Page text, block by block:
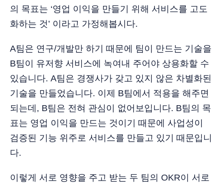
의 목표는 ‘영업 이익을 만들기 위해 서비스를 고도
화하는 것’ 이라고 가정해봅시다.
A팀은 연구/개발만 하기 때문에 팀이 만드는 기술을
B팀이 유저향 서비스에 녹여내 주어야 상용화할 수
있습니다. A팀은 경쟁사가 갖고 있지 않은 차별화된
기술을 만들었습니다. 이제 B팀에서 적용을 해주면
되는데, B팀은 전혀 관심이 없어보입니다. B팀의 목
표는 영업 이익을 만드는 것이기 때문에 사업성이
검증된 기능 위주로 서비스를 만들고 있기 때문입니
다.
이렇게 서로 영향을 주고 받는 두 팀의 OKR이 서로